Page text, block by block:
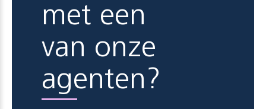
met een
van onze
agenten?